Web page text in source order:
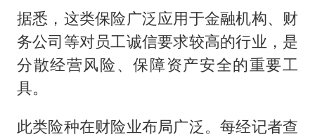
据悉，这类保险广泛应用于金融机构、财
务公司等对员工诚信要求较高的行业，是
分散经营风险、保障资产安全的重要工
具。
此类险种在财险业布局广泛。每经记者查